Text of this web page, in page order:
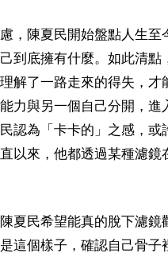
，陳夏民開始盤點人生至
到底擁有什麼。如此清點
解了一路走來的得失，才
力與另一個自己分開，進
認為「卡卡的」之感，或
以來，他都透過某種濾鏡
夏民希望能真的脫下濾鏡
這個樣子，確認自己骨子